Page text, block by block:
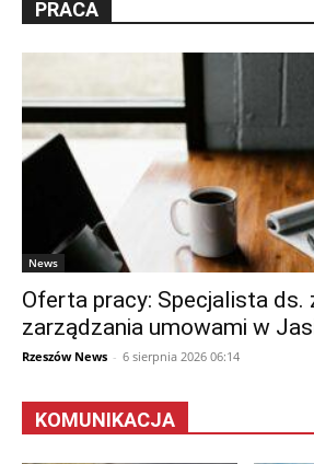
PRACA
News
Oferta pracy: Specjalista ds.
zarządzania umowami w
Rzeszów News - 6 sierpnia 2026 06:14
KOMUNIKACJA